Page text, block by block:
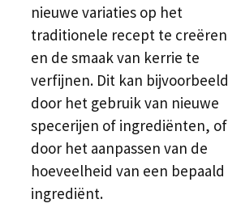
nieuwe variaties op het
traditionele recept te creëren
en de smaak van kerrie te
verfijnen. Dit kan bijvoorbeeld
door het gebruik van nieuwe
specerijen of ingrediënten, of
door het aanpassen van de
hoeveelheid van een bepaald
ingrediënt.